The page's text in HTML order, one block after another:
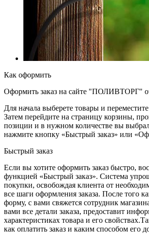
Как оформить
Оформить заказ на сайте "ПОЛИВТОРГ"
Для начала выберете товары и
Затем перейдите на страницу корзины,
позиции и в нужном количестве вы
нажмите кнопку «Быстрый заказ» или
Быстрый заказ
Если вы хотите оформить заказ быстро,
функцией «Быстрый заказ». Система
покупки, освобождая клиента от
все шаги оформления заказа. После того
форму, с вами свяжется сотрудник
вами все детали заказа, предоставит
характеристиках товара и его
как оплатить заказ и каким способом его